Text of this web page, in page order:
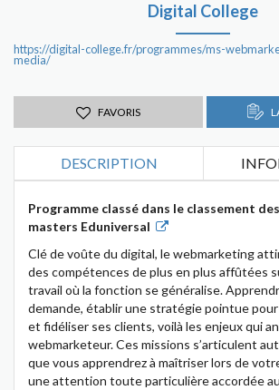
Digital College
https://digital-college.fr/programmes/ms-
media/
FAVORIS
DESCRIPTION
Programme classé dans le classement
masters Eduniversal
Clé de voûte du digital, le webmarketing
des compétences de plus en plus affûtées
travail où la fonction se généralise.
demande, établir une stratégie pointue
et fidéliser ses clients, voilà les enjeux qui
webmarketeur. Ces missions s’articulent
que vous apprendrez à maîtriser lors de
une attention toute particulière accordée